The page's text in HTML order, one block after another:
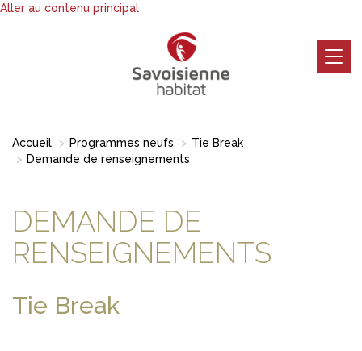
Aller au contenu principal
Accueil Programmes neufs
Tie Break
Demande de renseignements
DEMANDE DE
RENSEIGNEMENTS
Tie Break